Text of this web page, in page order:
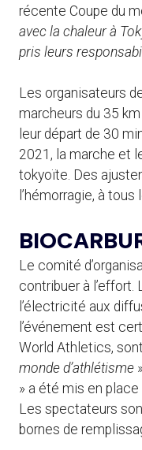
récente Coupe du
avec la chaleur à
pris leurs
Les organisateurs
marcheurs du 35
leur départ de 30
2021, la marche et
tokyoïte. Des
l’hémorragie, à tous
Le comité
contribuer à
l’électricité aux
l’événement est
World Athletics,
monde d’athlétisme
» a été mis en
Les spectateurs
bornes de